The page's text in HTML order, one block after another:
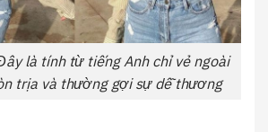
là tính từ tiếng Anh chỉ vẻ ngoài
trịa và thường gợi sự dễ thương